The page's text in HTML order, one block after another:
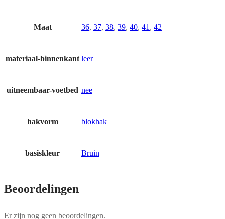
Maat 36, 37, 38, 39, 40, 41 , 42
materiaal-binnenkant leer
uitneembaar-voetbed nee
hakvorm blokhak
basiskleur Bruin
Beoordelingen
Er zijn nog geen beoordelingen.